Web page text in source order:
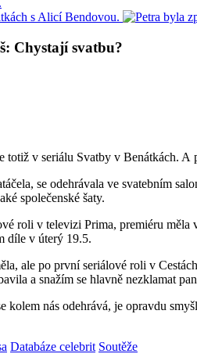
Chystají svatbu?
totiž v seriálu Svatby v Benátkách. A
se odehrávala ve svatebním
společenské šaty.
roli v televizi Prima, premiéru
díle v úterý 19.5.
ale po první seriálové roli v
a snažím se hlavně nezklamat
kolem nás odehrává, je opravdu
Databáze celebrit Soutěže